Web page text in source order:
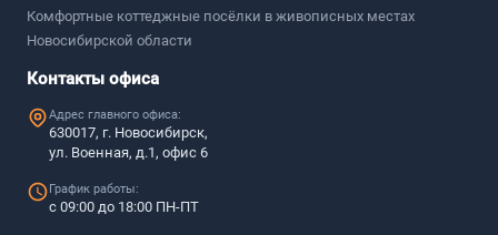
Комфортные коттеджные посёлки в живописных местах
Новосибирской области
Контакты офиса
Адрес главного офиса:
630017, г. Новосибирск,
ул. Военная, д.1, офис 6
График работы:
с 09:00 до 18:00 ПН-ПТ